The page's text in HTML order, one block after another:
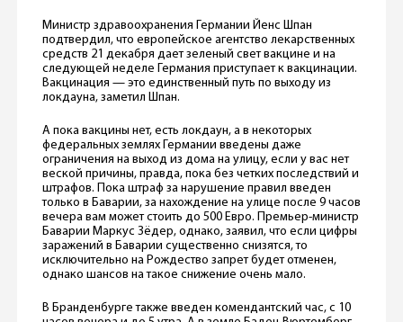
Министр здравоохранения Германии Йенс Шпан
подтвердил, что европейское агентство лекарственных
средств 21 декабря дает зеленый свет вакцине и на
следующей неделе Германия приступает к вакцинации.
Вакцинация — это единственный путь по выходу из
локдауна, заметил Шпан.
А пока вакцины нет, есть локдаун, а в некоторых
федеральных землях Германии введены даже
ограничения на выход из дома на улицу, если у вас нет
веской причины, правда, пока без четких последствий и
штрафов. Пока штраф за нарушение правил введен
только в Баварии, за нахождение на улице после 9 часов
вечера вам может стоить до 500 Евро. Премьер-министр
Баварии Маркус Зёдер, однако, заявил, что если цифры
заражений в Баварии существенно снизятся, то
исключительно на Рождество запрет будет отменен,
однако шансов на такое снижение очень мало.
В Бранденбурге также введен комендантский час, с 10